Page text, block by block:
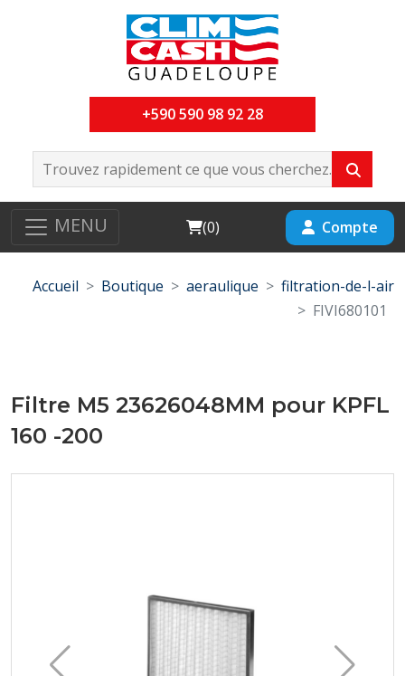
+590 590 98 92 28
MENU Cart
(0) Compte
Accueil Boutique aeraulique
filtration-de-l-air
FIVI680101
Filtre M5 23626048MM pour KPFL
160 -200